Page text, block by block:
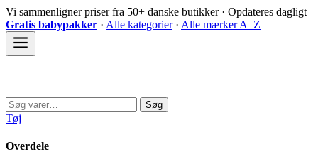
Spring
til
indhold
Vi sammenligner priser fra 50+ danske butikker · Opdateres dagligt
Gratis babypakker · Alle kategorier· Alle mærker A–Z
Søg
efter:
Søg
Tøj
Overdele